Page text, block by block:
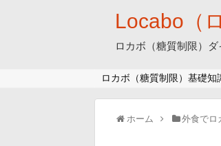
Locabo（
ロカボ（糖質制限）
ロカボ（糖質制限）基礎知
ホーム 外食でロ